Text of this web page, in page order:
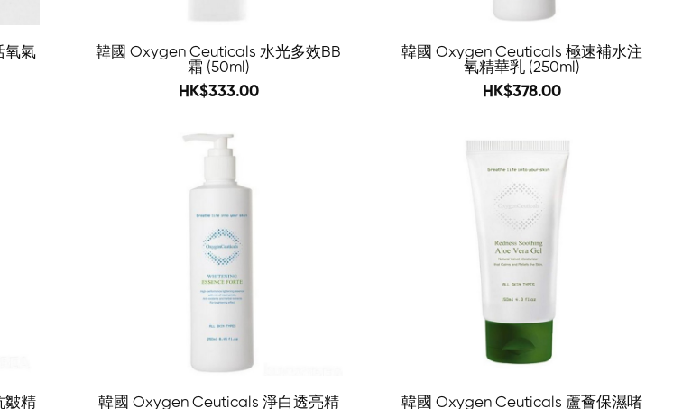
氧氣
韓國 Oxygen Ceuticals 水光多效BB
霜 (50ml)
556
HK$333.00
韓國 Oxygen Ceuticals 極速補水注
氧精華乳 (250ml)
500
HK$378.00
皺精 韓國 Oxygen Ceuticals 淨白透亮精 韓國 Oxygen Ceuticals 蘆薈保濕啫